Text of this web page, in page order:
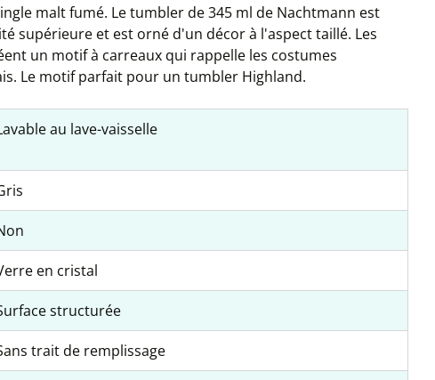
malt fumé. Le tumbler de 345 ml de Nachtmann est
supérieure et est orné d'un décor à l'aspect taillé. Les
un motif à carreaux qui rappelle les costumes
Le motif parfait pour un tumbler Highland.
au lave-vaisselle
en cristal
structurée
trait de remplissage